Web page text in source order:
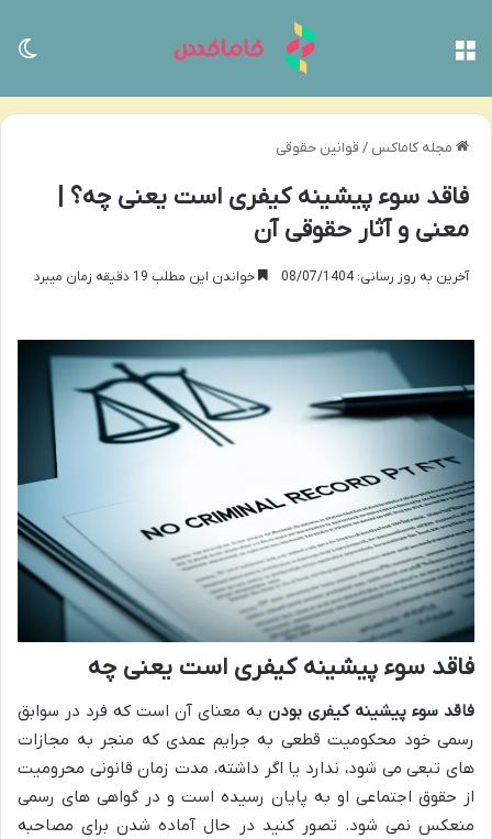
مجله کاماکس / قوانین حقوقی
فاقد سوء پیشینه کیفری است یعنی چه؟ |
معنی و آثار حقوقی آن
آخرین به روز رسانی: 08/07/1404 خواندن این مطلب 19 دقیقه زمان میبرد
فاقد سوء پیشینه کیفری است یعنی چه
فاقد سوء پیشینه کیفری بودن به معنای آن است که فرد در سوابق
رسمی خود محکومیت قطعی به جرایم عمدی که منجر به مجازات
های تبعی می شود، ندارد یا اگر داشته، مدت زمان قانونی محرومیت
از حقوق اجتماعی او به پایان رسیده است و در گواهی های رسمی
منعکس نمی شود. تصور کنید در حال آماده شدن برای مصاحبه